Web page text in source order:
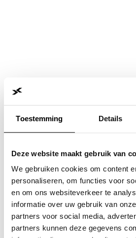
Toestemming Details
Deze website maakt gebruik van
We gebruiken cookies om content
personaliseren, om functies voor
en om ons websiteverkeer te
informatie over uw gebruik van
partners voor social media,
partners kunnen deze gegevens
Application error: a client-side
loadingwww.jvk.nl(see the
information).